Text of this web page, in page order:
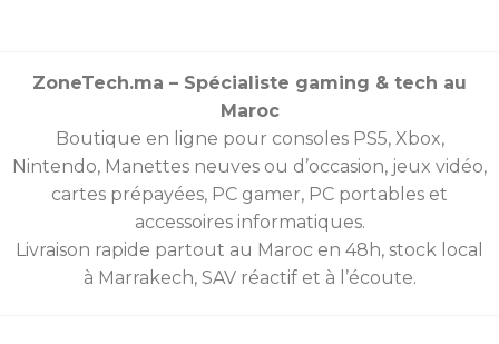
ZoneTech.ma – Spécialiste gaming & tech au
Maroc
Boutique en ligne pour consoles PS5, Xbox,
Nintendo, Manettes neuves ou d’occasion, jeux vidéo,
cartes prépayées, PC gamer, PC portables et
accessoires informatiques.
Livraison rapide partout au Maroc en 48h, stock local
à Marrakech, SAV réactif et à l’écoute.